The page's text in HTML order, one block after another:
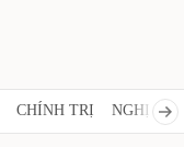
CHÍNH TRỊ NGHỊ